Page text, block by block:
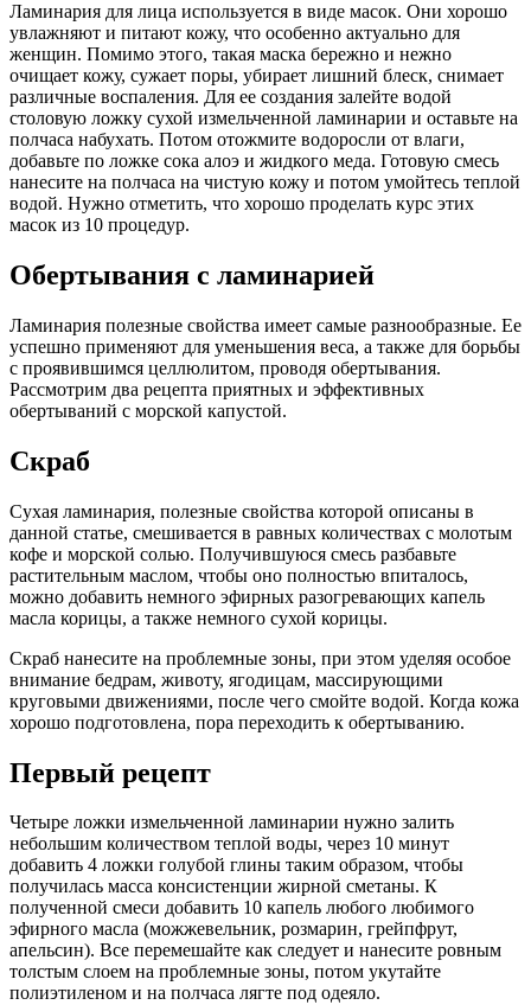
Ламинария для лица используется в виде масок. Они хорошо
увлажняют и питают кожу, что особенно актуально для
женщин. Помимо этого, такая маска бережно и нежно
очищает кожу, сужает поры, убирает лишний блеск, снимает
различные воспаления. Для ее создания залейте водой
столовую ложку сухой измельченной ламинарии и оставьте на
полчаса набухать. Потом отожмите водоросли от влаги,
добавьте по ложке сока алоэ и жидкого меда. Готовую смесь
нанесите на полчаса на чистую кожу и потом умойтесь теплой
водой. Нужно отметить, что хорошо проделать курс этих
масок из 10 процедур.
Обертывания с ламинарией
Ламинария полезные свойства имеет самые разнообразные. Ее
успешно применяют для уменьшения веса, а также для борьбы
с проявившимся целлюлитом, проводя обертывания.
Рассмотрим два рецепта приятных и эффективных
обертываний с морской капустой.
Скраб
Сухая ламинария, полезные свойства которой описаны в
данной статье, смешивается в равных количествах с молотым
кофе и морской солью. Получившуюся смесь разбавьте
растительным маслом, чтобы оно полностью впиталось,
можно добавить немного эфирных разогревающих капель
масла корицы, а также немного сухой корицы.
Скраб нанесите на проблемные зоны, при этом уделяя особое
внимание бедрам, животу, ягодицам, массирующими
круговыми движениями, после чего смойте водой. Когда кожа
хорошо подготовлена, пора переходить к обертыванию.
Первый рецепт
Четыре ложки измельченной ламинарии нужно залить
небольшим количеством теплой воды, через 10 минут
добавить 4 ложки голубой глины таким образом, чтобы
получилась масса консистенции жирной сметаны. К
полученной смеси добавить 10 капель любого любимого
эфирного масла (можжевельник, розмарин, грейпфрут,
апельсин). Все перемешайте как следует и нанесите ровным
толстым слоем на проблемные зоны, потом укутайте
полиэтиленом и на полчаса лягте под одеяло.